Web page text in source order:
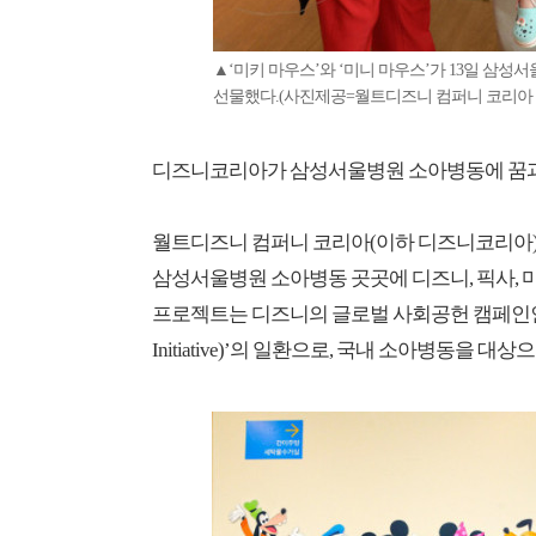
▲‘미키 마우스’와 ‘미니 마우스’가 13일 삼성
선물했다.(사진제공=월트디즈니 컴퍼니 코리
디즈니코리아가 삼성서울병원 소아병동에 꿈
월트디즈니 컴퍼니 코리아(이하 디즈니코리
삼성서울병원 소아병동 곳곳에 디즈니, 픽사,
프로젝트는 디즈니의 글로벌 사회공헌 캠페인
Initiative)’의 일환으로, 국내 소아병동을 대상